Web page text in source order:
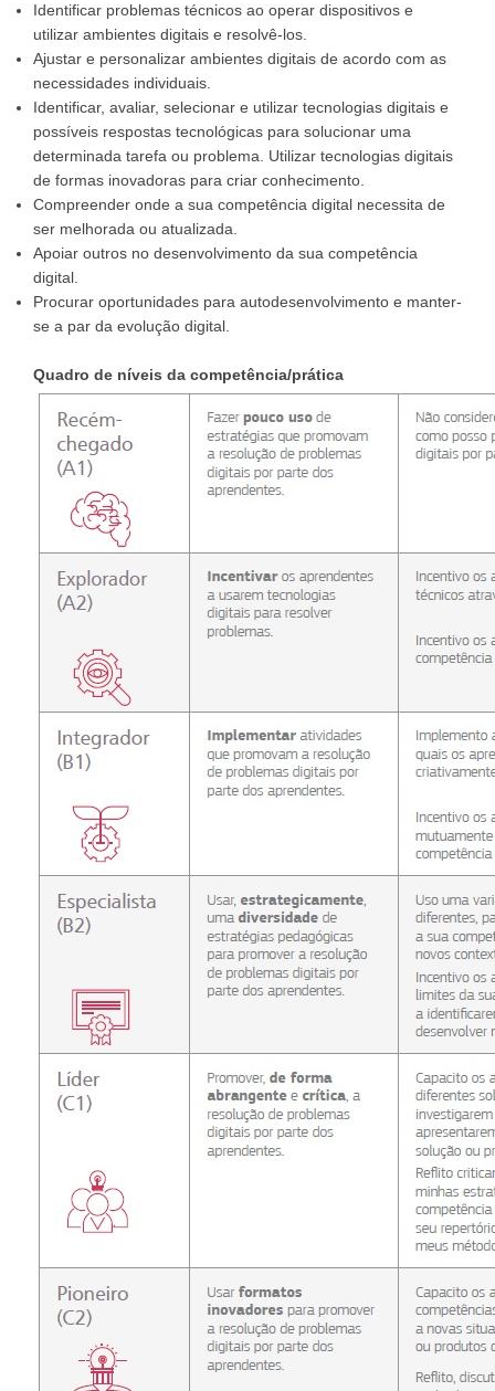
Identificar problemas técnicos ao operar dispositivos e
utilizar ambientes digitais e resolvê-los.
Ajustar e personalizar ambientes digitais de acordo com as
necessidades individuais.
Identificar, avaliar, selecionar e utilizar tecnologias digitais e
possíveis respostas tecnológicas para solucionar uma
determinada tarefa ou problema. Utilizar tecnologias digitais
de formas inovadoras para criar conhecimento.
Compreender onde a sua competência digital necessita de
ser melhorada ou atualizada.
Apoiar outros no desenvolvimento da sua competência
digital.
Procurar oportunidades para autodesenvolvimento e manter-
se a par da evolução digital.
Quadro de níveis da competência/prática